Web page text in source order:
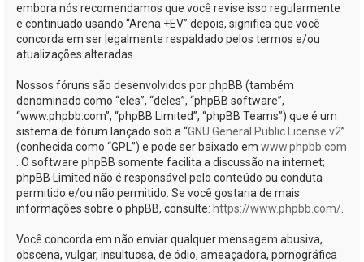
embora nós recomendamos que você revise isso regularmente
e continuado usando “Arena +EV” depois, significa que você
concorda em ser legalmente respaldado pelos termos e/ou
atualizações alteradas.
Nossos fóruns são desenvolvidos por phpBB (também
denominado como “eles”, “deles”, “phpBB software”,
“www.phpbb.com”, “phpBB Limited”, “phpBB Teams”) que é um
sistema de fórum lançado sob a “GNU General Public License v2”
(conhecida como “GPL”) e pode ser baixado em www.phpbb.com
. O software phpBB somente facilita a discussão na internet;
phpBB Limited não é responsável pelo conteúdo ou conduta
permitido e/ou não permitido. Se você gostaria de mais
informações sobre o phpBB, consulte: https://www.phpbb.com/
Você concorda em não enviar qualquer mensagem abusiva,
obscena, vulgar, insultuosa, de ódio, ameaçadora, pornográfica